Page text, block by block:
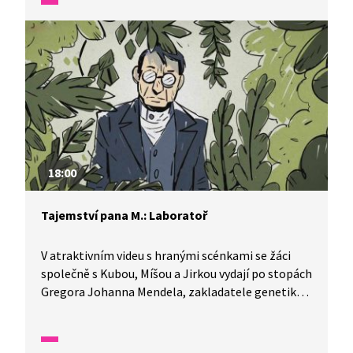
postavil? Co se v něm kdysi dělo? A proč se všude
objevuje jméno Mendel? Video s hranými scénkami
přibližuje dětem osobnost Gregora Johanna
Mendela, zakladatele genetiky, a zároveň rozvíjí
jejich zvídavost, chuť pátrat a objevovat.
18:00
Tajemství pana M.: Laboratoř
V atraktivním videu s hranými scénkami se žáci
společně s Kubou, Míšou a Jirkou vydají po stopách
Gregora Johanna Mendela, zakladatele genetiky.
ocitnou v moderní laboratoři, kde si vyzkoušejí